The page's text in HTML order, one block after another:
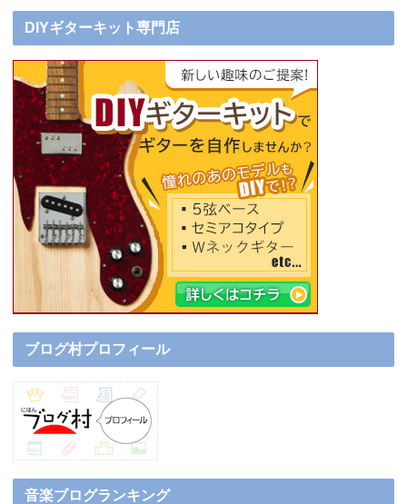
DIYギターキット専門店
ブログ村プロフィール
音楽ブログランキング